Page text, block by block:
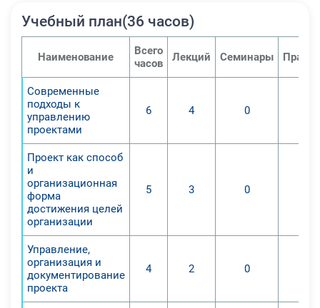
также маркетинг.
рамках реализации федерального
общегосударственного стандарта
объединяет как профессиональную,
Первая является перечнем
универсальных способов и
методов, применяющихся для
разрешения периодически
повторяющихся вопросов в
деятельности, в которую входят
проекты. Профессиональные
знания обретаются в результате
Учебный план(36 часов)
Наименование
Всего
часов
Лекций Семинары
Современные
подходы к
управлению
проектами
6 4 0
Проект как способ
и
организационная
форма
достижения целей
организации
5 3 0
Управление,
организация и
документирование
проекта
4 2 0